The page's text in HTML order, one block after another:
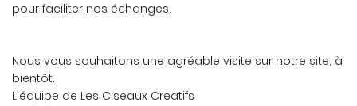
pour faciliter nos échanges.
Nous vous souhaitons une agréable visite sur notre site, à
bientôt.
L'équipe de Les Ciseaux Creatifs